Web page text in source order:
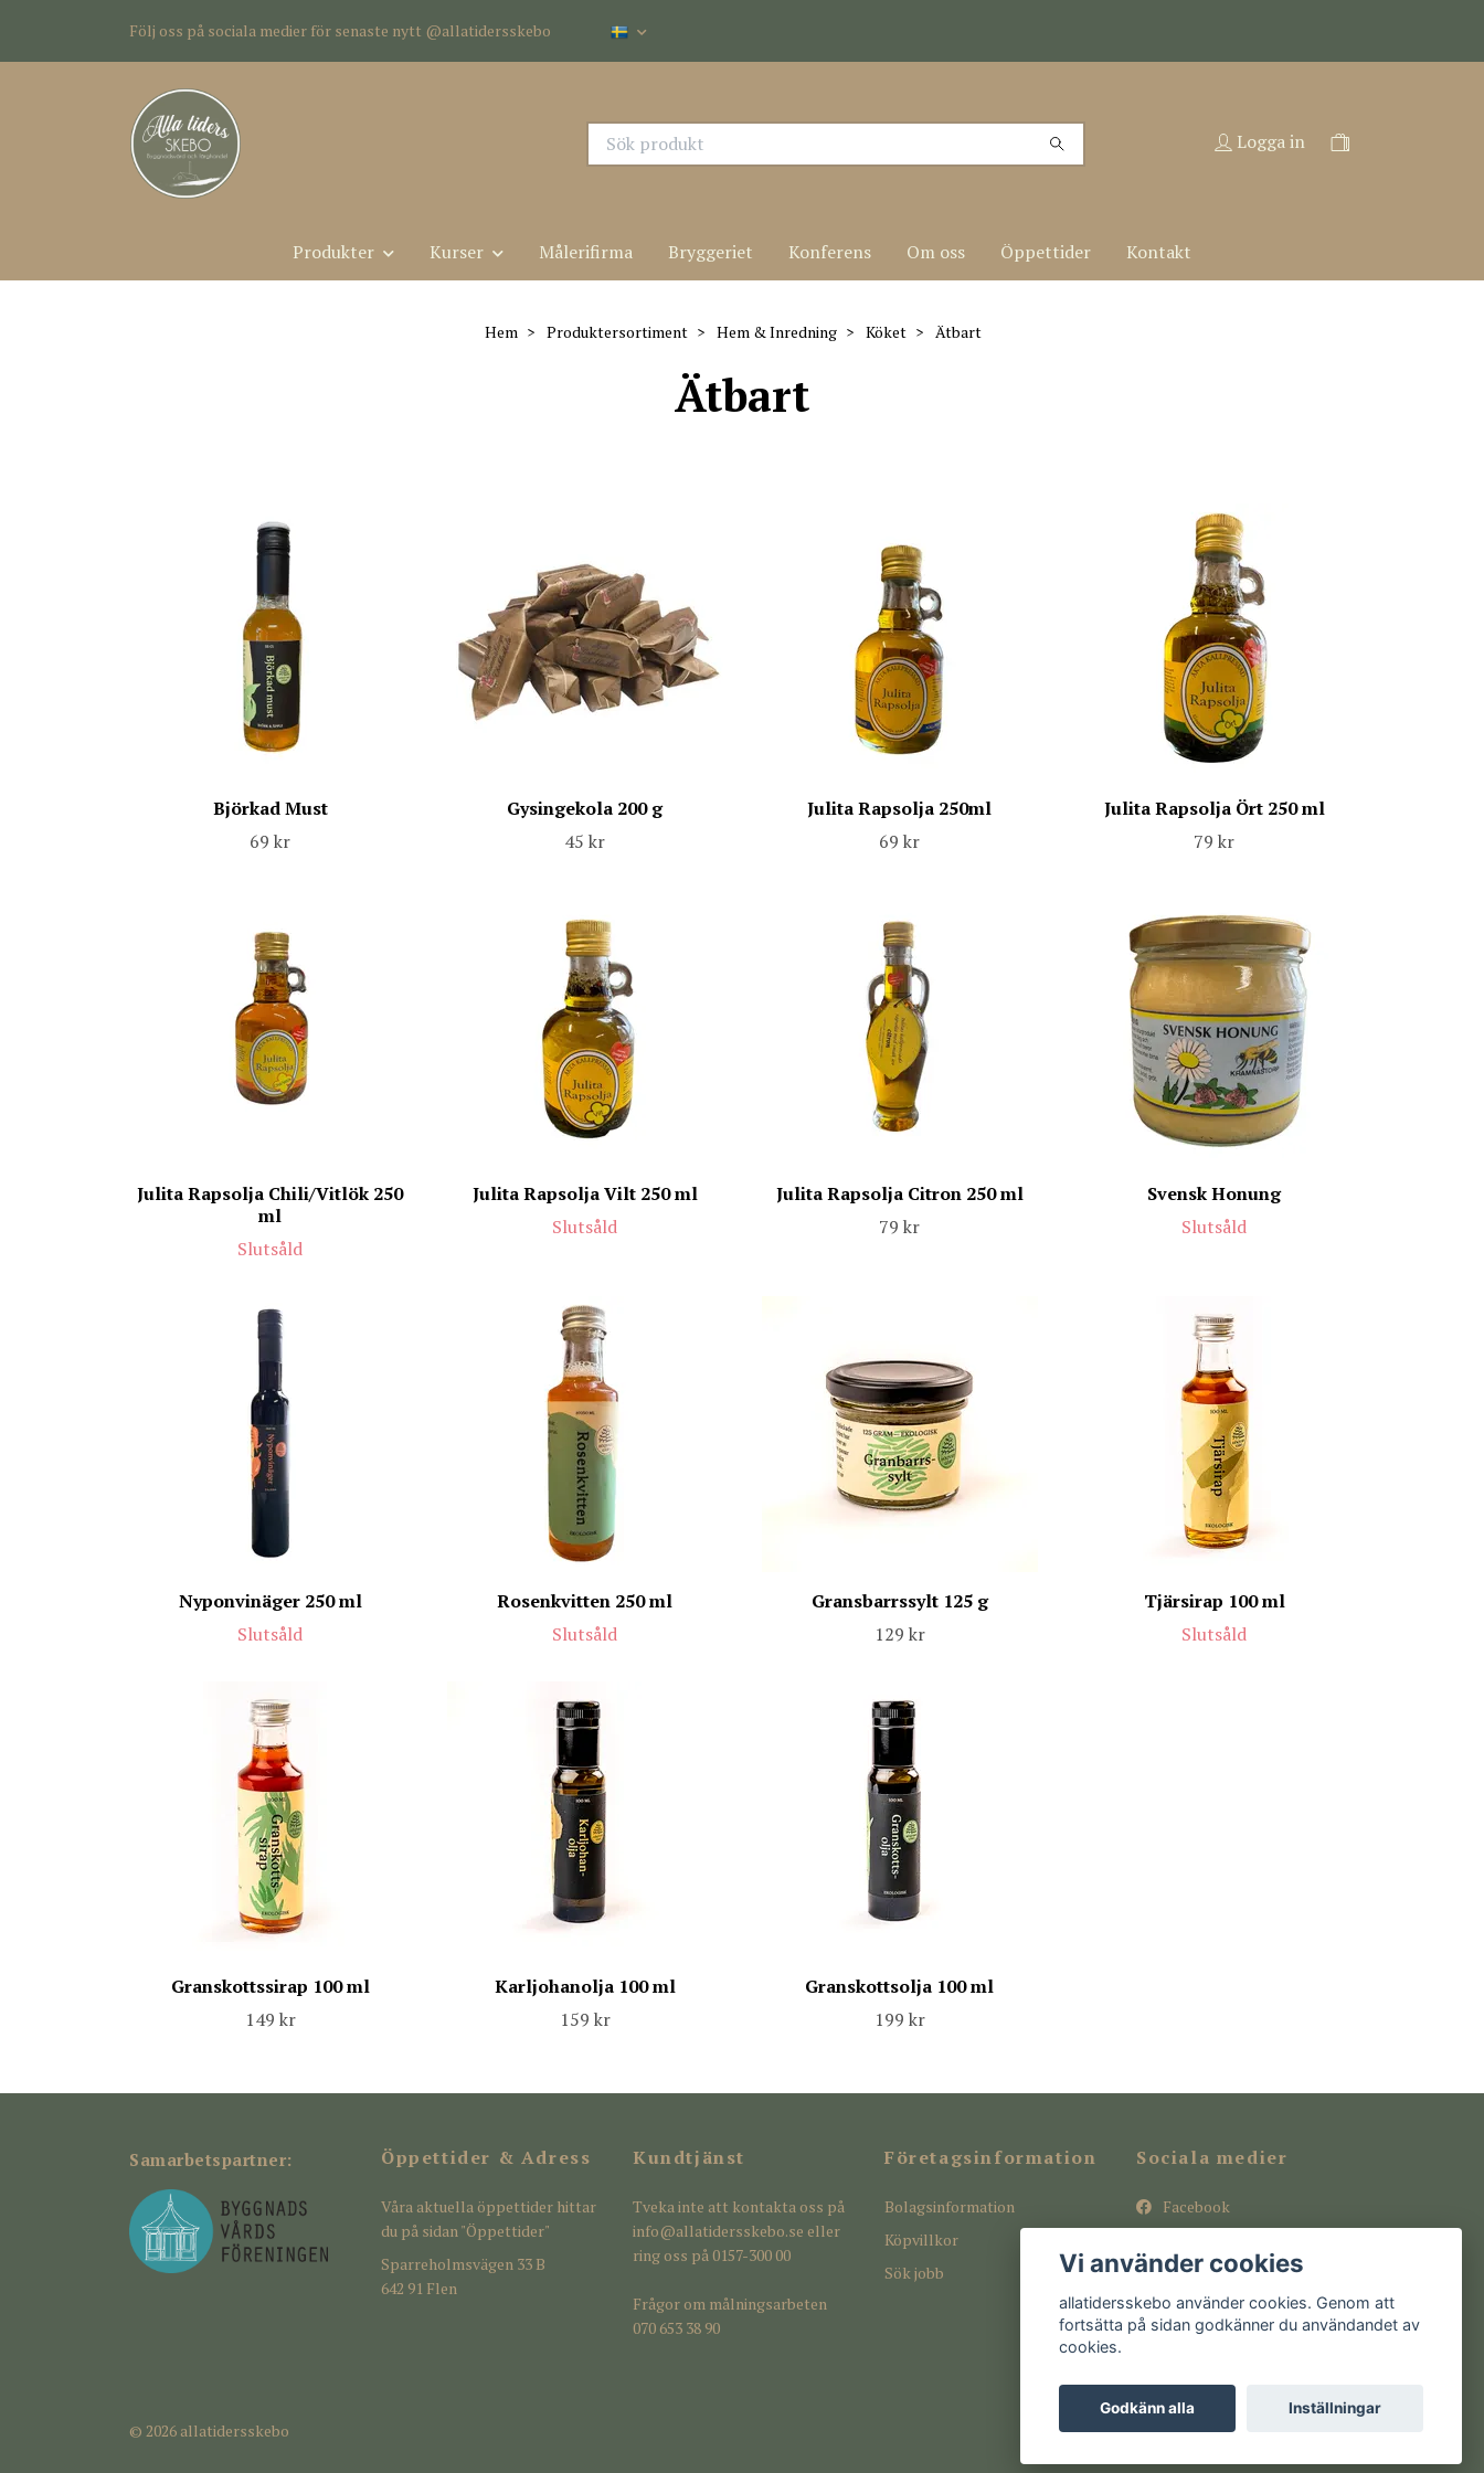
Följ oss på sociala medier för senaste nytt @allatidersskebo
Logga in
Produkter Kurser Målerifirma Bryggeriet Konferens Om oss Öppettider Kontakt
Hem Produktersortiment Hem & Inredning Köket Ätbart
Ätbart
Björkad Must
69 kr
Gysingekola 200 g
45 kr
Julita Rapsolja 250ml
69 kr
Julita Rapsolja Ört 250 ml
79 kr
Julita Rapsolja Chili/Vitlök 250
ml
Slutsåld
Julita Rapsolja Vilt 250 ml
Slutsåld
Julita Rapsolja Citron 250 ml
79 kr
Svensk Honung
Slutsåld
Nyponvinäger 250 ml
Slutsåld
Rosenkvitten 250 ml
Slutsåld
Gransbarrssylt 125 g
129 kr
Tjärsirap 100 ml
Slutsåld
Granskottssirap 100 ml
149 kr
Karljohanolja 100 ml
159 kr
Granskottsolja 100 ml
199 kr
Samarbetspartner: Öppettider & Adress
Våra aktuella öppettider hittar
du på sidan "Öppettider"
Sparreholmsvägen 33 B
642 91 Flen
Kundtjänst
Tveka inte att kontakta oss på
info@allatidersskebo.se eller
ring oss på 0157-300 00
Frågor om målningsarbeten
070 653 38 90
Företagsinformation
Bolagsinformation
Köpvillkor
Sök jobb
Sociala medier
Facebook
Pinterest
© 2026 allatidersskebo
Vi använder cookies
allatidersskebo använder cookies. Genom att
fortsätta på sidan godkänner du användandet av
cookies.
Godkänn alla Inställningar